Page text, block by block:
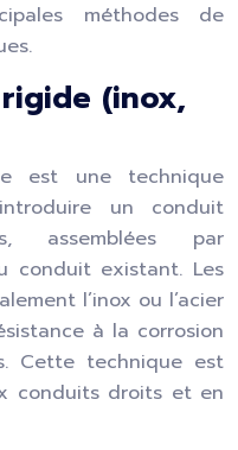
méthodes de
(inox,
est une technique
un conduit
assemblées par
conduit existant. Les
l’inox ou l’acier
à la corrosion
Cette technique est
conduits droits et en